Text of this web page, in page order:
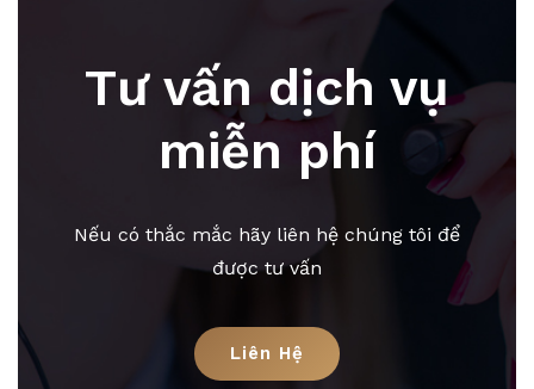
Tư vấn dịch vụ
miễn phí
Nếu có thắc mắc hãy liên hệ chúng tôi để
được tư vấn
Liên Hệ